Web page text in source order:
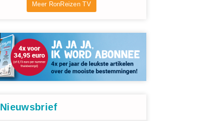
Meer RonReizen TV
Nieuwsbrief